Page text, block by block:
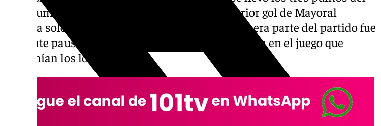
Coliseum. Un doblete de Isco hizo que el posterior gol de Mayoral
sirviera solo para maquillar el resultado. La primera parte del partido fue
bastante pausada, ya que los verdiblancos entraron en el juego que
proponían los locales.